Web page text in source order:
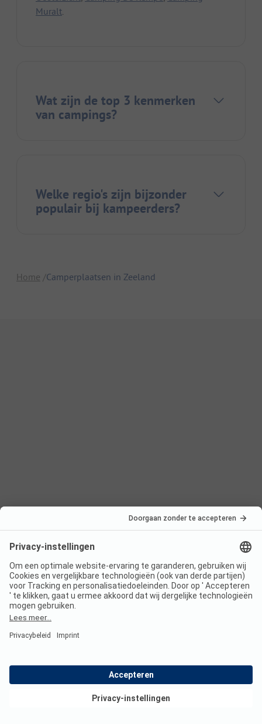
Muralt.
Wat zijn de top 3 kenmerken
van campings?
Welke regio's zijn bijzonder
populair bij kampeerders?
Home Camperplaatsen in Zeeland